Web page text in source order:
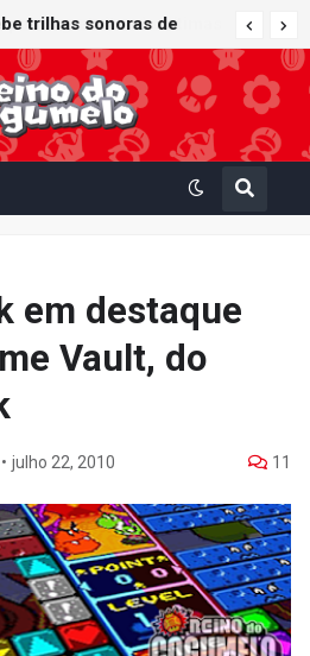
trilhas sonoras de
Mario Clash e Mario's
ao catálogo
em destaque
Vault, do
• julho 22, 2010 11